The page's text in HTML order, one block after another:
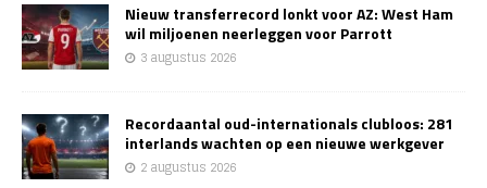
Nieuw transferrecord lonkt voor AZ: West Ham
wil miljoenen neerleggen voor Parrott
3 augustus 2026
Recordaantal oud-internationals clubloos: 281
interlands wachten op een nieuwe werkgever
2 augustus 2026